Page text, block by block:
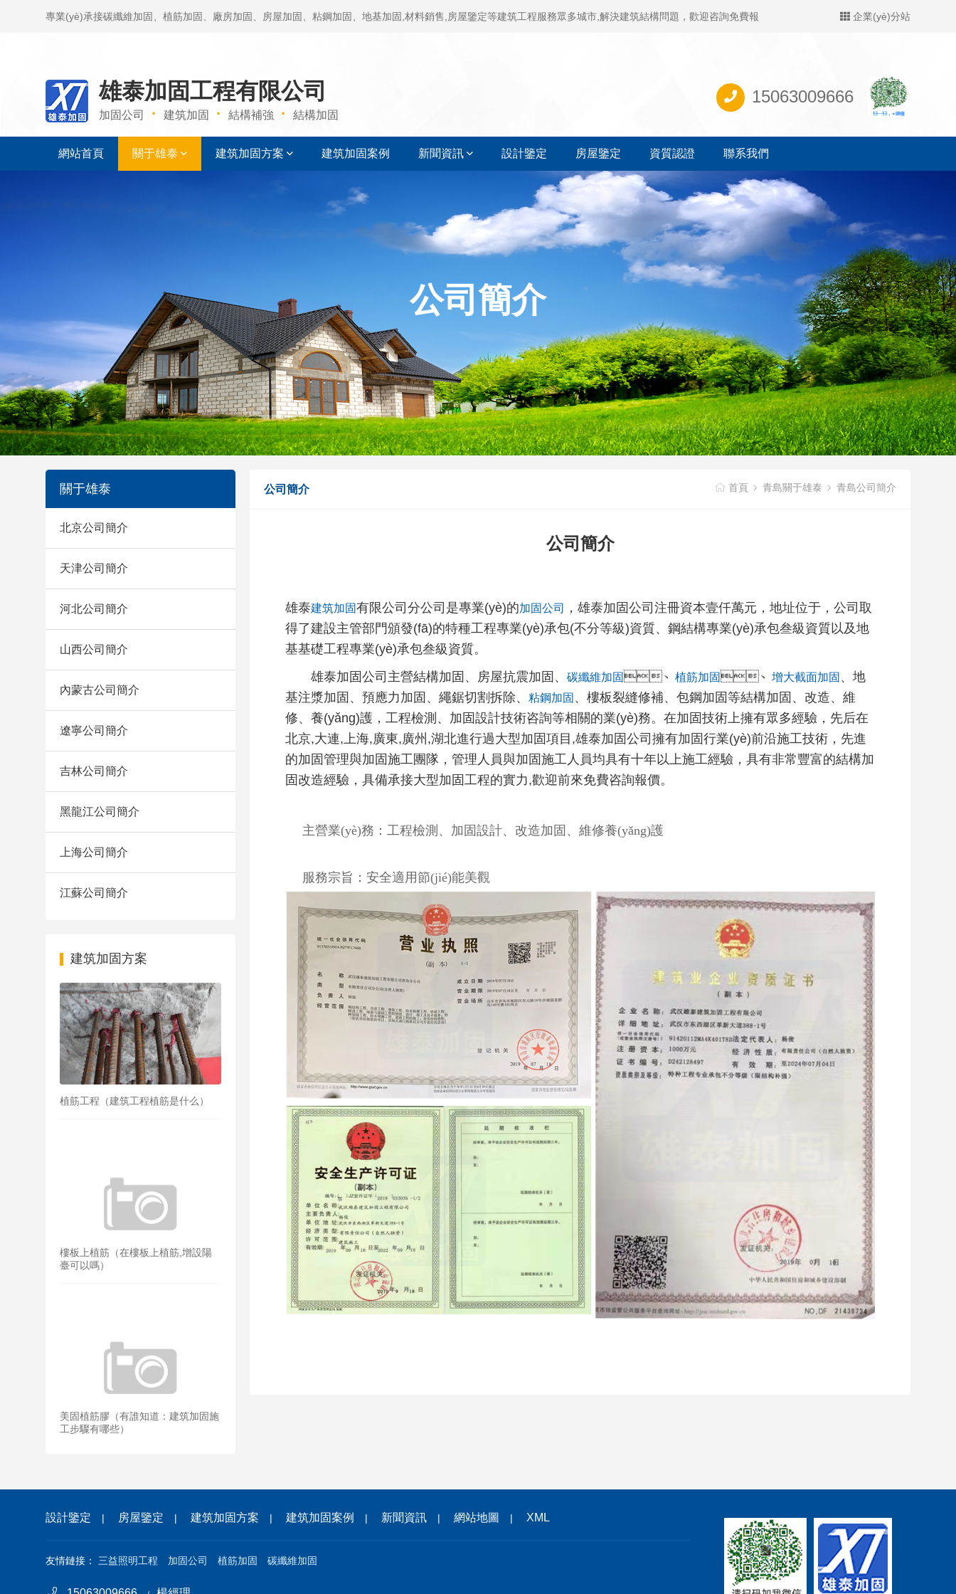
專業(yè)承接碳纖維加固、植筋加固、廠房加固、房屋加固、粘鋼加固、地基加固,材料銷售,房屋鑒定等建筑工程服務眾多城市,解決建筑結構問題，歡迎咨詢免費報 企業(yè)分站
雄泰加固工程有限公司
加固公司 · 建筑加固 · 結構補強 · 結構加固
15063009666
網站首頁 關于雄泰 建筑加固方案 建筑加固案例 新聞資訊 設計鑒定 房屋鑒定 資質認證 聯系我們
公司簡介
關于雄泰
北京公司簡介
天津公司簡介
河北公司簡介
山西公司簡介
內蒙古公司簡介
遼寧公司簡介
吉林公司簡介
黑龍江公司簡介
上海公司簡介
江蘇公司簡介
建筑加固方案
植筋工程（建筑工程植筋是什么）
樓板上植筋（在樓板上植筋,增設陽
臺可以嗎）
美固植筋膠（有誰知道：建筑加固施
工步驟有哪些）
公司簡介 首頁 青島關于雄泰 青島公司簡介
公司簡介
雄泰建筑加固有限公司分公司是專業(yè)的加固公司
，雄泰加固公司注冊資本壹仟萬元，地址位于，公司取
得了建設主管部門頒發(fā)的特種工程專業(yè)承包(不分等級)資質、鋼結構專業(yè)承包叁級資質以及地
基基礎工程專業(yè)承包叁級資質。
雄泰加固公司主營結構加固、房屋抗震加固、碳纖維加固、植筋加固、增大截面加固 、地
基注漿加固、預應力加固、繩鋸切割拆除、粘鋼加固 、樓板裂縫修補、包鋼加固等結構加固、改造、維
修、養(yǎng)護，工程檢測、加固設計技術咨詢等相關的業(yè)務。在加固技術上擁有眾多經驗，先后在
北京,大連,上海,廣東,廣州,湖北進行過大型加固項目,雄泰加固公司擁有加固行業(yè)前沿施工技術，先進
的加固管理與加固施工團隊，管理人員與加固施工人員均具有十年以上施工經驗，具有非常豐富的結構加
固改造經驗，具備承接大型加固工程的實力,歡迎前來免費咨詢報價。
主營業(yè)務：工程檢測、加固設計、改造加固、維修養(yǎng)護
服務宗旨：安全適用節(jié)能美觀
設計鑒定 | 房屋鑒定 | 建筑加固方案 | 建筑加固案例 | 新聞資訊 | 網站地圖 | XML
友情鏈接： 三益照明工程 加固公司 植筋加固 碳纖維加固